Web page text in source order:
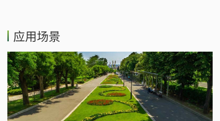
应用场景